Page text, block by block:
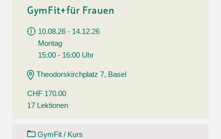
GymFit+für Frauen
10.08.26 - 14.12.26
Montag
15:00 - 16:00 Uhr
Theodorskirchplatz 7, Basel
CHF 170.00
17 Lektionen
GymFit / Kurs